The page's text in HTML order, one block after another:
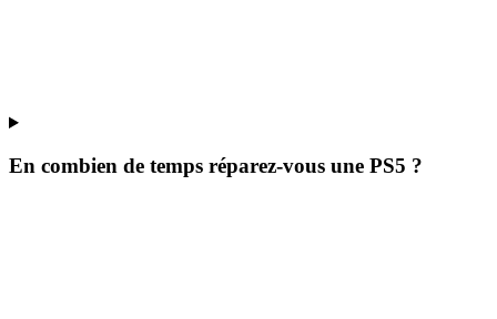
En combien de temps réparez-vous une PS5 ?